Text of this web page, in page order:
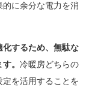
に余分な電力を消
化するため、無駄な
。 冷暖房どちらの
を活用することを